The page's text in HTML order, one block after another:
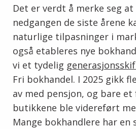
Det er verdt å merke seg at
nedgangen de siste årene
naturlige tilpasninger i
også etableres nye
vi et tydelig
Fri bokhandel. I 2025 gikk
av med pensjon, og bare et
butikkene ble videreført
Mange bokhandlere har